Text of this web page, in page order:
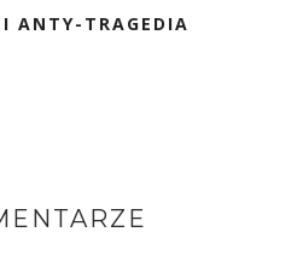
ANTY-TRAGEDIA